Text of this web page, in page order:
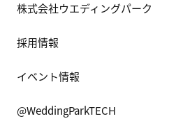
株式会社ウエディングパーク
採用情報
イベント情報
@WeddingParkTECH